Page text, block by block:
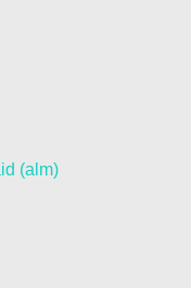
(alm)